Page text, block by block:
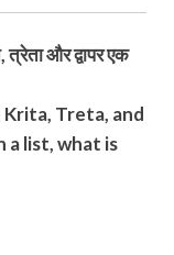
और द्वापर एक
Treta, and
a list, what is